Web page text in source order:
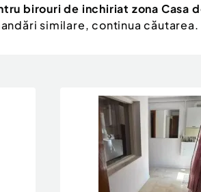
birouri de inchiriat zona Casa
similare, continua căutarea.